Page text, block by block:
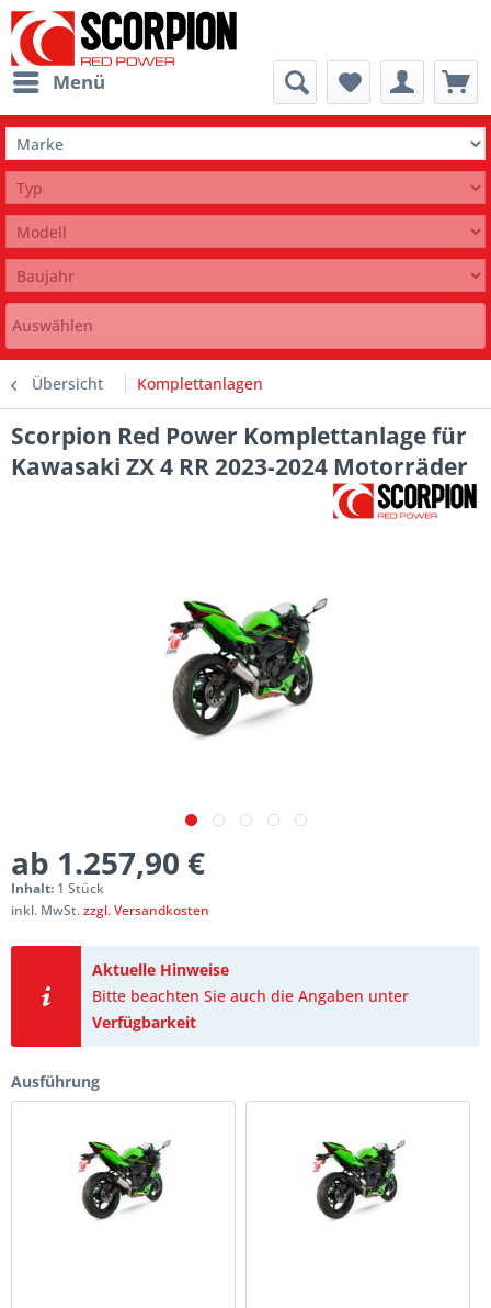
Menü
Auswählen
Übersicht Komplettanlagen
Scorpion Red Power Komplettanlage für
Kawasaki ZX 4 RR 2023-2024 Motorräder
ab 1.257,90 €
Inhalt: 1 Stück
inkl. MwSt.zzgl. Versandkosten
Aktuelle Hinweise
Bitte beachten Sie auch die Angaben unter
Verfügbarkeit
Ausführung